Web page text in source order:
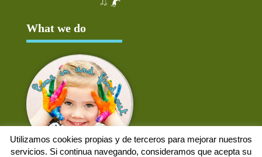
What we do
Utilizamos cookies propias y de terceros para mejorar nuestros
servicios. Si continua navegando, consideramos que acepta su